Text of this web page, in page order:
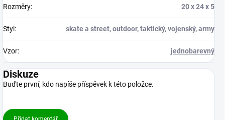
Rozměry: 20 x 24 x 5
Styl : skate a street,outdoor,taktický,vojenský,army
Vzor: jednobarevný
Diskuze
Buďte první, kdo napíše příspěvek k této položce.